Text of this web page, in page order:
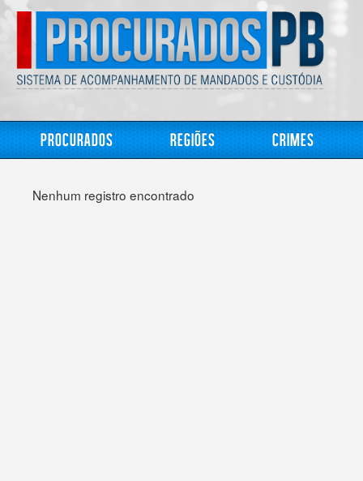
Procurados Regiões Crimes
Nenhum registro encontrado